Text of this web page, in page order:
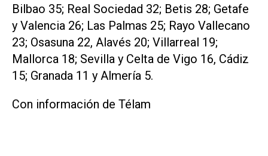
Bilbao 35; Real Sociedad 32; Betis 28; Getafe
y Valencia 26; Las Palmas 25; Rayo Vallecano
23; Osasuna 22, Alavés 20; Villarreal 19;
Mallorca 18; Sevilla y Celta de Vigo 16, Cádiz
15; Granada 11 y Almería 5.
Con información de Télam